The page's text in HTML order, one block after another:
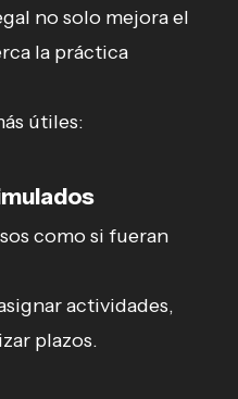
no solo mejora el
la práctica
útiles:
como si fueran
actividades,
plazos.